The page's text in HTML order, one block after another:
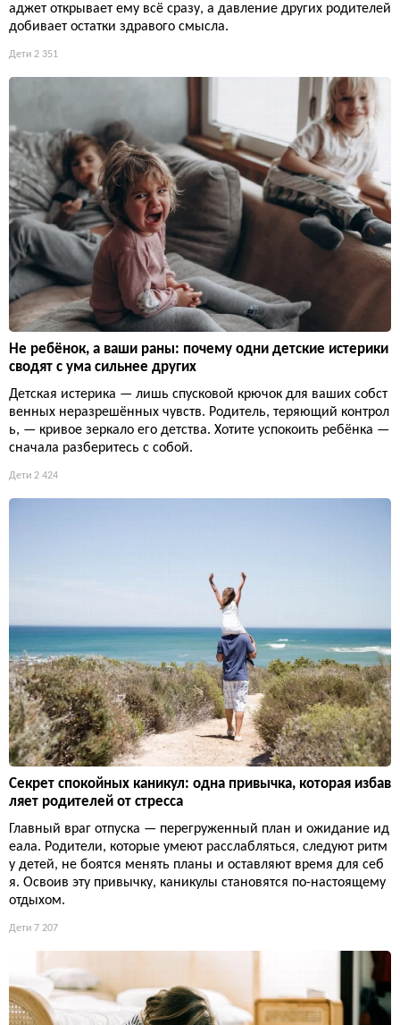
аджет открывает ему всё сразу, а давление других родителей
добивает остатки здравого смысла.
Дети 2 351
Не ребёнок, а ваши раны: почему одни детские истерики
сводят с ума сильнее других
Детская истерика — лишь спусковой крючок для ваших собст
венных неразрешённых чувств. Родитель, теряющий контрол
ь, — кривое зеркало его детства. Хотите успокоить ребёнка —
сначала разберитесь с собой.
Дети 2 424
Секрет спокойных каникул: одна привычка, которая избав
ляет родителей от стресса
Главный враг отпуска — перегруженный план и ожидание ид
еала. Родители, которые умеют расслабляться, следуют ритм
у детей, не боятся менять планы и оставляют время для себ
я. Освоив эту привычку, каникулы становятся по-настоящему
отдыхом.
Дети 7 207